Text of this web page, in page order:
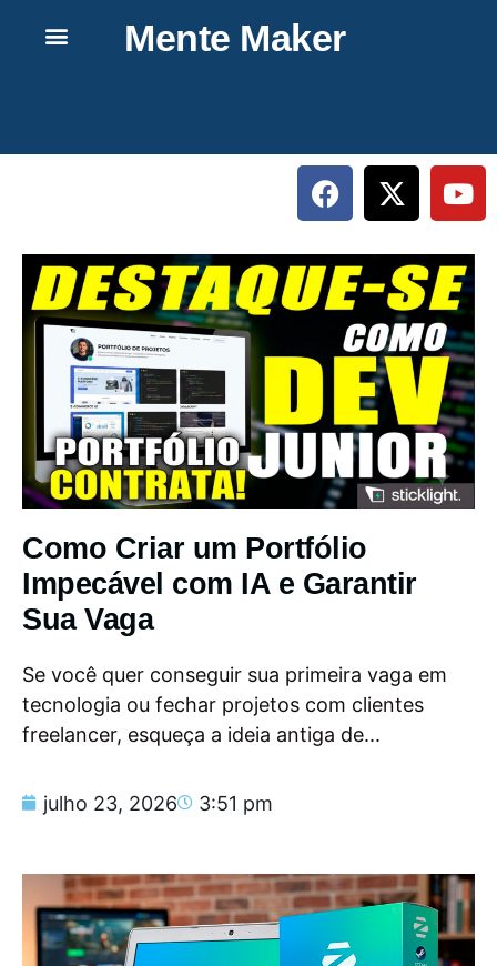
Mente Maker
Como Criar um Portfólio
Impecável com IA e Garantir
Sua Vaga
Se você quer conseguir sua primeira vaga em
tecnologia ou fechar projetos com clientes
freelancer, esqueça a ideia antiga de...
julho 23, 2026 3:51 pm